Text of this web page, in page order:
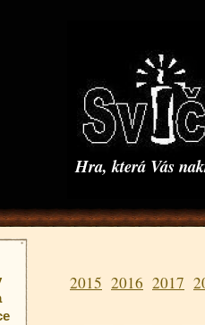
Hra, která Vás
2017
2016
2015